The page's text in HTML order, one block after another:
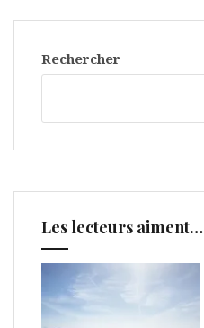
Rechercher
Les lecteurs aiment…